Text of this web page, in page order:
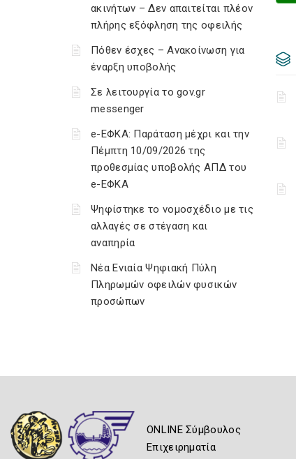
ακινήτων – Δεν απαιτείται πλέον
πλήρης εξόφληση της οφειλής
Πόθεν έσχες – Ανακοίνωση για
έναρξη υποβολής
Σε λειτουργία το gov.gr
messenger
e-ΕΦΚΑ: Παράταση μέχρι και την
Πέμπτη 10/09/2026 της
προθεσμίας υποβολής ΑΠΔ του
e-ΕΦΚΑ
Ψηφίστηκε το νομοσχέδιο με τις
αλλαγές σε στέγαση και
αναπηρία
Νέα Ενιαία Ψηφιακή Πύλη
Πληρωμών οφειλών φυσικών
προσώπων
ONLINE Σύμβουλος
Επιχειρηματία